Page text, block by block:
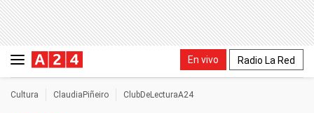
En vivo Radio La Red
Cultura ClaudiaPiñeiro ClubDeLecturaA24